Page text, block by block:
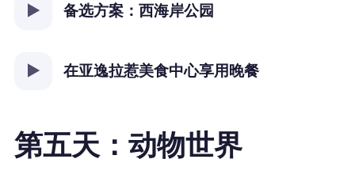
备选方案：西海岸公园
在亚逸拉惹美食中心享用晚餐
第五天：动物世界